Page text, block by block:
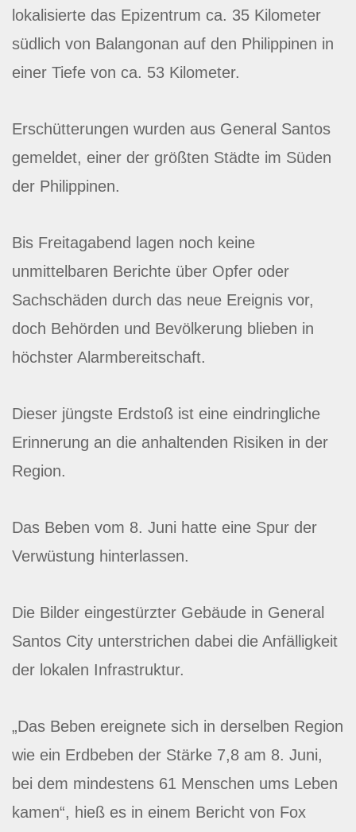
lokalisierte das Epizentrum ca. 35 Kilometer
südlich von Balangonan auf den Philippinen in
einer Tiefe von ca. 53 Kilometer.
Erschütterungen wurden aus General Santos
gemeldet, einer der größten Städte im Süden
der Philippinen.
Bis Freitagabend lagen noch keine
unmittelbaren Berichte über Opfer oder
Sachschäden durch das neue Ereignis vor,
doch Behörden und Bevölkerung blieben in
höchster Alarmbereitschaft.
Dieser jüngste Erdstoß ist eine eindringliche
Erinnerung an die anhaltenden Risiken in der
Region.
Das Beben vom 8. Juni hatte eine Spur der
Verwüstung hinterlassen.
Die Bilder eingestürzter Gebäude in General
Santos City unterstrichen dabei die Anfälligkeit
der lokalen Infrastruktur.
„Das Beben ereignete sich in derselben Region
wie ein Erdbeben der Stärke 7,8 am 8. Juni,
bei dem mindestens 61 Menschen ums Leben
kamen“, hieß es in einem Bericht von Fox